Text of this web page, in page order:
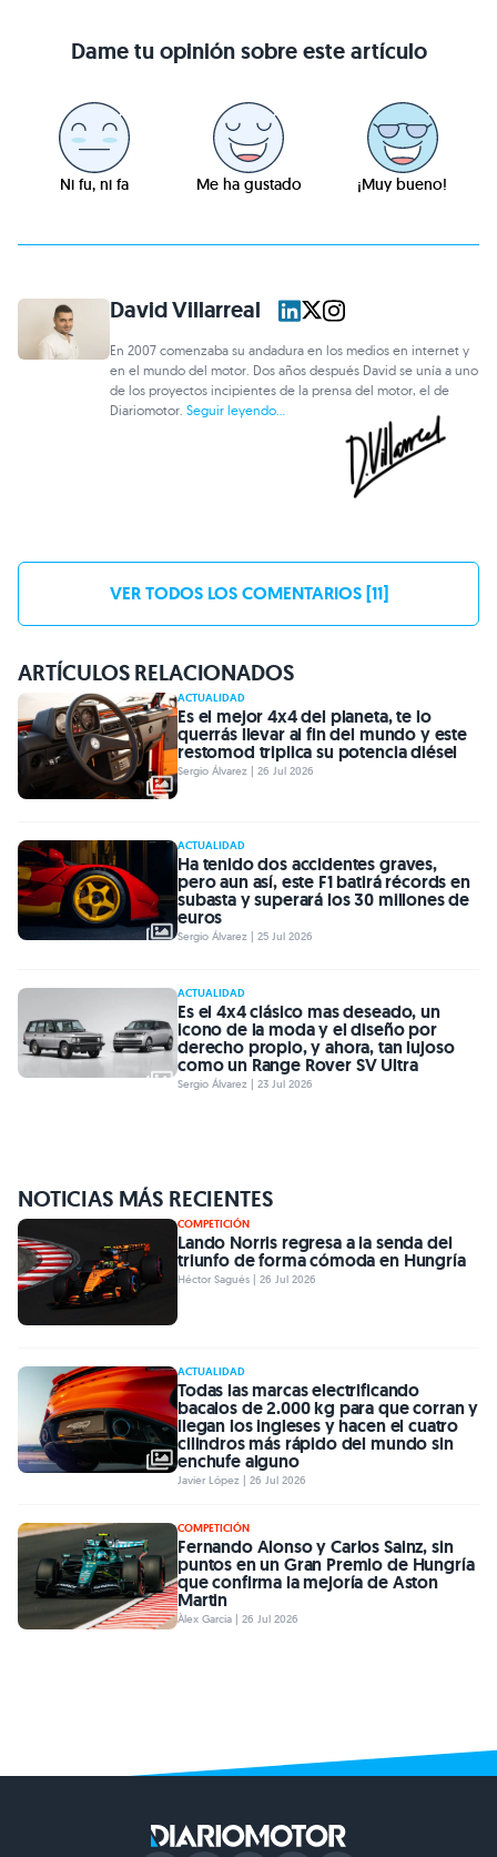
Dame tu opinión sobre este artículo
Ni fu, ni fa Me ha gustado ¡Muy bueno!
David Villarreal
En 2007 comenzaba su andadura en los medios en internet y
en el mundo del motor. Dos años después David se unía a uno
de los proyectos incipientes de la prensa del motor, el de
Diariomotor.Seguir leyendo...
VER TODOS LOS COMENTARIOS [11]
ARTÍCULOS RELACIONADOS
ACTUALIDAD
Es el mejor 4x4 del planeta, te lo
querrás llevar al fin del mundo y este
restomod triplica su potencia diésel
Sergio Álvarez | 26 Jul 2026
ACTUALIDAD
Ha tenido dos accidentes graves,
pero aun así, este F1 batirá récords en
subasta y superará los 30 millones de
euros
Sergio Álvarez | 25 Jul 2026
ACTUALIDAD
Es el 4x4 clásico mas deseado, un
icono de la moda y el diseño por
derecho propio, y ahora, tan lujoso
como un Range Rover SV Ultra
Sergio Álvarez | 23 Jul 2026
NOTICIAS MÁS RECIENTES
COMPETICIÓN
Lando Norris regresa a la senda del
triunfo de forma cómoda en Hungría
Héctor Sagués | 26 Jul 2026
ACTUALIDAD
Todas las marcas electrificando
bacalos de 2.000 kg para que corran y
llegan los ingleses y hacen el cuatro
cilindros más rápido del mundo sin
enchufe alguno
Javier López | 26 Jul 2026
COMPETICIÓN
Fernando Alonso y Carlos Sainz, sin
puntos en un Gran Premio de Hungría
que confirma la mejoría de Aston
Martin
Àlex Garcia | 26 Jul 2026